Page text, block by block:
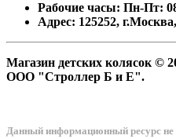
Рабочие часы: Пн-Пт:
Адрес: 125252,
Магазин детских колясок ©
ООО "Строллер Б и Е".
Данный информационный ресурс не